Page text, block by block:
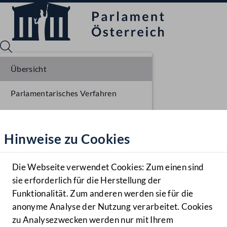
Hilfe
Benutzer
Navigationsmenü öffnen
MENÜ
Hinweise zu Cookies
Die Webseite verwendet Cookies: Zum einen sind
sie erforderlich für die Herstellung der
Funktionalität. Zum anderen werden sie für die
anonyme Analyse der Nutzung verarbeitet. Cookies
zu Analysezwecken werden nur mit Ihrem
Übersicht
Parlamentarisches Verfahren
Liste der Rednerinnen und Redner
Sitzungsdokumente